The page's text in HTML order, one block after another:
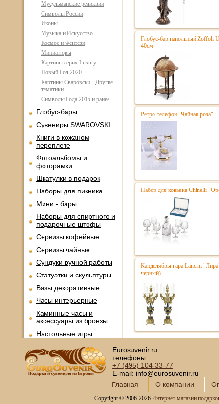
Мусульманские реликвии
Символы России
Иконы
Музыка и Искусство
Космос и Фентези
Миниатюры
Картины серия Luxury
Новый Год 2020
Картины Сваровски - Другие
тематики
Символы Года 2015 и ранее
Глобус-бары
Сувениры SWAROVSKI
Книги в кожаном
переплете
Фотоальбомы и
фоторамки
Шкатулки в подарок
Наборы для пикника
Мини - бары
Наборы для спиртного и
подарочные штофы
Сервизы кофейные
Сервизы чайные
Сундуки ручной работы
Статуэтки и скульптуры
Вазы декоративные
Часы интерьерные
Каминные часы и
аксессуары из бронзы
Настольные игры
Офисный гольф
Шахматы
Нарды
Из России с любовью
Глобус-бар напольный Zoffoli
40см
Ретро-телефон "Чайная роза"
Набор для коньяка Chinelli
Канделябры пара Lancini
черный)
Eurosuvenir.ru
телефоны:
+7 (495) 104-33-77
E-mail: info@eurosuvenir.ru
Главная
О компании
Copyright © 2006-2026 Интернет-магазин